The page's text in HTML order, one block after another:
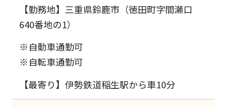
【勤務地】三重県鈴鹿市（徳田町字間瀬口
640番地の1）
※自動車通勤可
※自転車通勤可
【最寄り】伊勢鉄道稲生駅から車10分